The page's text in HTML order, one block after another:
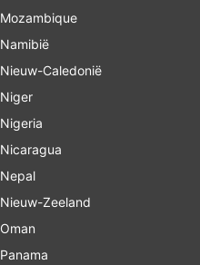
Mozambique
Namibië
Nieuw-Caledonië
Niger
Nigeria
Nicaragua
Nepal
Nieuw-Zeeland
Oman
Panama